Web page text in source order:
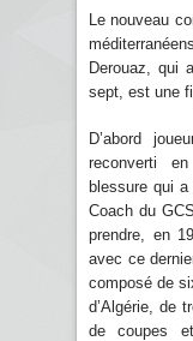
Le nouveau
Derouaz, qui
sept, est une
D’abord
reconverti
blessure qui a
Coach du
prendre, en
avec ce
composé de
d’Algérie, de
de coupes